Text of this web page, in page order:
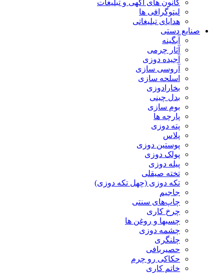
کانون های آگهی و تبلیغات
لیتوگرافی ها
هدایای تبلیغاتی
صنایع دستی
آبگینه
آثار چرمی
آجیده دوزی
آروسی سازی
اسلحه سازی
بخارادوزی
بدل چینی
بوم سازی
پارچه ها
پته دوزی
پلاس
پوستین دوزی
پولک دوزی
پیله دوزی
تخته صیقلی
تکه دوزی (چهل تکه دوزی)
جاجیم
چاپ‌های سنتی
چرخ کاری
چسبها و روغن ها
چشمه دوزی
چلنگری
حصیربافی
حکاکی رو چرم
خاتم کاری